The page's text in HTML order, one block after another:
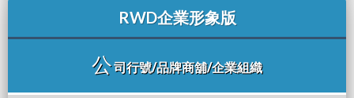
RWD企業形象版
公司行號/品牌商舖/企業組織